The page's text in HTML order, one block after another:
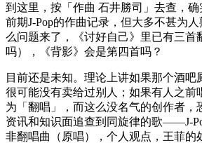
到这里，按「作曲 石井勝司」去查，
前期J-Pop的作曲记录，但大多不甚为
么问题来了，《讨好自己》里已有三首
吗），《背影》会是第四首吗？
目前还是未知。理论上讲如果那个酒吧
很可能没有卖给过别人；如果有人之前
为「翻唱」，而这么没名气的创作者，
资讯和知识面追查到同旋律的歌——J-
非翻唱曲（原唱），个人观点，王菲的